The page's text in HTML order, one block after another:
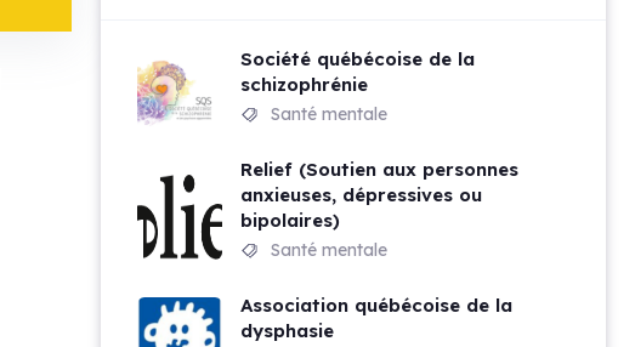
Société québécoise de la
schizophrénie
Santé mentale
Relief (Soutien aux personnes
anxieuses, dépressives ou
bipolaires)
Santé mentale
Association québécoise de la
dysphasie